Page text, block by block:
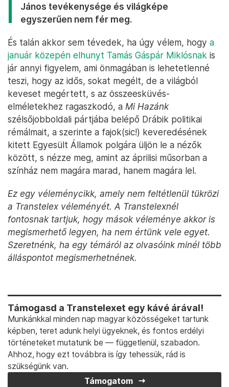
János tevékenysége és világképe
egyszerűen nem fér meg.
És talán akkor sem tévedek, ha úgy vélem, hogy a
január közepén elhunyt Tamás Gáspár Miklósnak is
jár annyi figyelem, ami önmagában is lehetetlenné
teszi, hogy az idős, sokat megélt, de a világból
keveset megértett, s az összeesküvés-
elméletekhez ragaszkodó, a Mi Hazánk
szélsőjobboldali pártjába belépő Drábik politikai
rémálmait, a szerinte a fajok(sic!) keveredésének
kitett Egyesült Államok polgára üljön le a nézők
között, s nézze meg, amint az áprilisi műsorban a
színház nem magára marad, hanem magára lel.
Ez egy véleménycikk, amely nem feltétlenül tükrözi
a Transtelex véleményét. A Transtelexnél
fontosnak tartjuk, hogy mások véleménye akkor is
megismerhető legyen, ha nem értünk vele egyet.
Szeretnénk, ha egy témáról az olvasóink minél több
álláspontot megismerhetnének.
Támogasd a Transtelexet egy kávé árával!
Munkánkkal minden nap magyar közösségeket tartunk
képben, teret adunk helyi ügyeknek, és fontos erdélyi
történeteket mutatunk be — függetlenül, szabadon.
Ahhoz, hogy ezt továbbra is így tehessük, rád is
szükségünk van.
Támogatom